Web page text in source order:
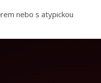
nebo s atypickou